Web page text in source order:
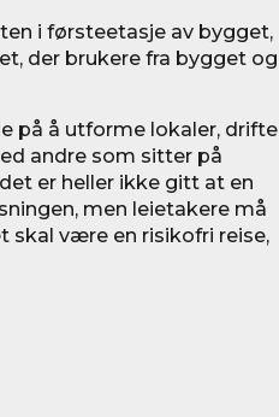
i førsteetasje av bygget,
der brukere fra bygget og
på å utforme lokaler, drifte
andre som sitter på
er heller ikke gitt at en
men leietakere må
skal være en risikofri reise,